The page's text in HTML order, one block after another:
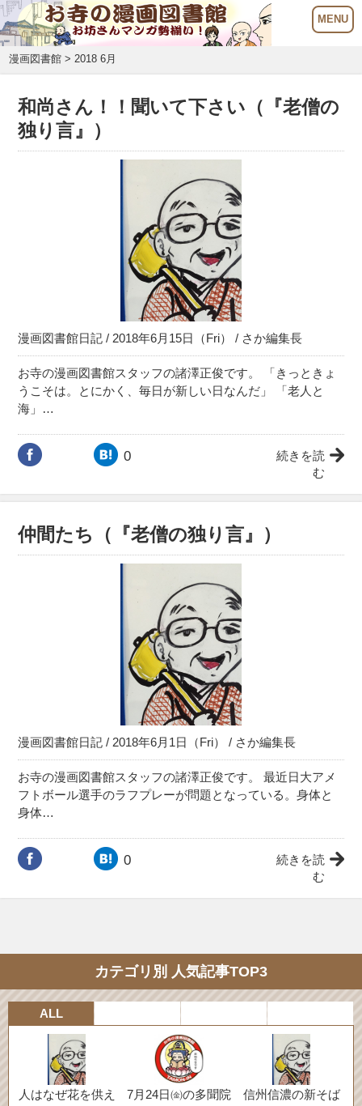
漫画図書館 > 2018 6月
和尚さん️！！聞いて下さい（『老僧の
独り言』）
漫画図書館日記 / 2018年6月15日（Fri） / さか編集長
お寺の漫画図書館スタッフの諸澤正俊です。 「きっときょ
うこそは。とにかく、毎日が新しい日なんだ」 「老人と
海」…
0
続きを読
む
仲間たち（『老僧の独り言』）
漫画図書館日記 / 2018年6月1日（Fri） / さか編集長
お寺の漫画図書館スタッフの諸澤正俊です。 最近日大アメ
フトボール選手のラフプレーが問題となっている。身体と
身体…
0
続きを読
む
カテゴリ別 人気記事TOP3
ALL
人はなぜ花を供え
7月24日㈮の多聞院
信州信濃の新そば